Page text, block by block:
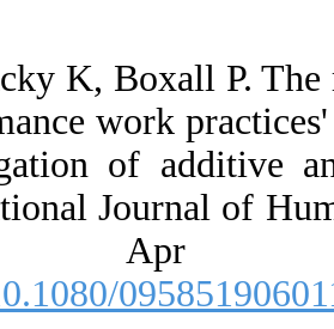
19. Macky K,
performance work
investigation of
International
2007
[DOI:10.1080/